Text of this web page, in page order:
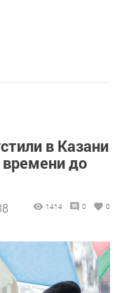
в Казани
времени до
1414 0 0